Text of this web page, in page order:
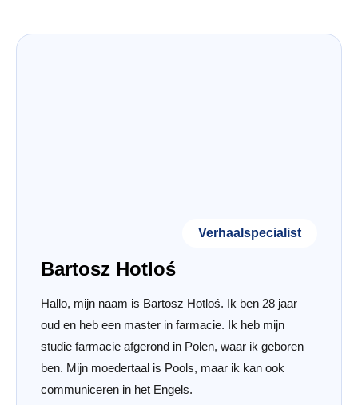
Verhaalspecialist
Bartosz Hotloś
Hallo, mijn naam is Bartosz Hotloś. Ik ben 28 jaar
oud en heb een master in farmacie. Ik heb mijn
studie farmacie afgerond in Polen, waar ik geboren
ben. Mijn moedertaal is Pools, maar ik kan ook
communiceren in het Engels.